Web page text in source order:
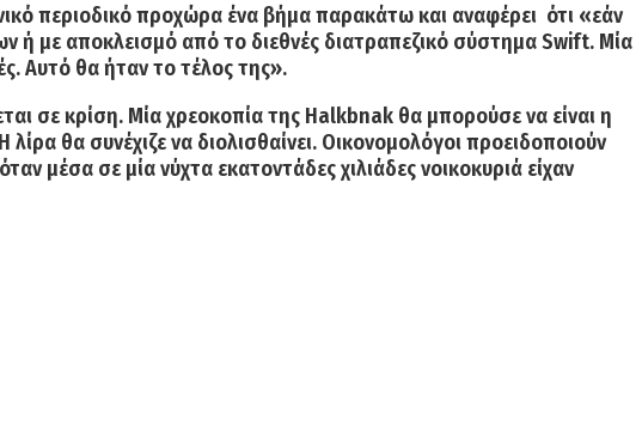
περιοδικό προχώρα ένα βήμα παρακάτω και αναφέρει ότι «εάν
ή με αποκλεισμό από το διεθνές διατραπεζικό σύστημα Swift. Μία
Αυτό θα ήταν το τέλος της».
σε κρίση. Μία χρεοκοπία της Halkbnak θα μπορούσε να είναι η
θα συνέχιζε να διολισθαίνει. Οικονομολόγοι προειδοποιούν
μέσα σε μία νύχτα εκατοντάδες χιλιάδες νοικοκυριά είχαν